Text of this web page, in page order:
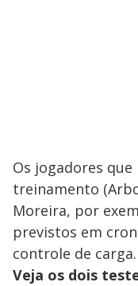
Os jogadores
treinamento
Moreira, por
previstos em
controle de carga.
Veja os dois